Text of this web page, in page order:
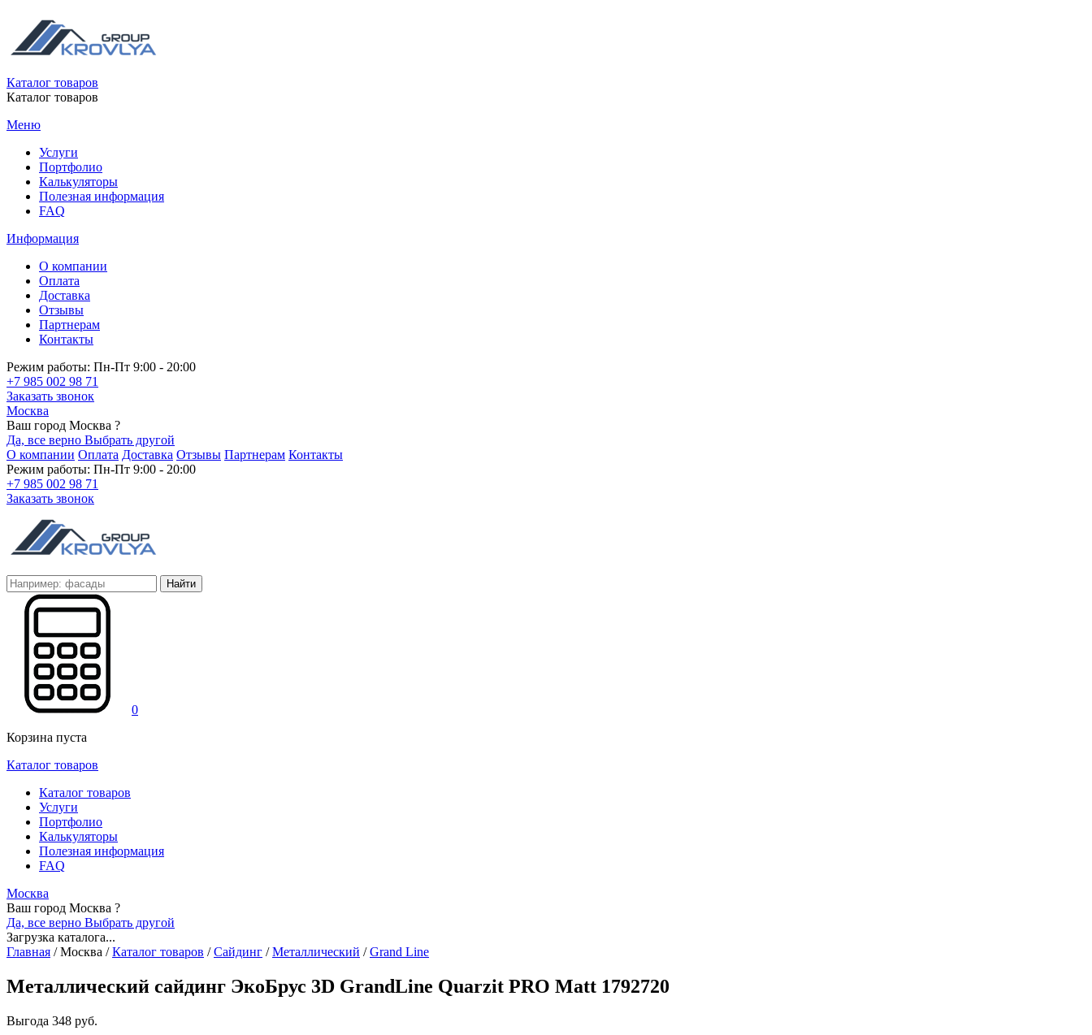
Каталог товаров
Каталог товаров
Меню
Услуги
Портфолио
Калькуляторы
Полезная информация
FAQ
Информация
О компании
Оплата
Доставка
Отзывы
Партнерам
Контакты
Режим работы: Пн-Пт 9:00 - 20:00
+7 985 002 98 71
Заказать звонок
Москва
Ваш город Москва ?
Да, все верно Выбрать другой
О компании Оплата Доставка Отзывы Партнерам Контакты
Режим работы: Пн-Пт 9:00 - 20:00
+7 985 002 98 71
Заказать звонок
Найти
0
Корзина пуста
Каталог товаров
Каталог товаров
Услуги
Портфолио
Калькуляторы
Полезная информация
FAQ
Москва
Ваш город Москва ?
Да, все верно Выбрать другой
Загрузка каталога...
Главная /Москва / Каталог товаров / Сайдинг / Металлический / Grand Line
Металлический сайдинг ЭкоБрус 3D GrandLine Quarzit PRO Matt 1792720
Выгода 348 руб.